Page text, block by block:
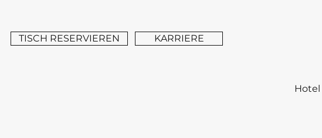
TISCH RESERVIEREN KARRIERE
Hotel